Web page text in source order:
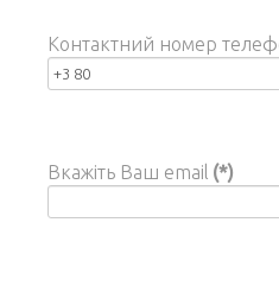
Контактний номер
Вкажіть Ваш email (*)